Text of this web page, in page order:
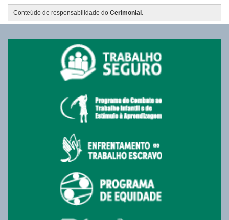
Conteúdo de responsabilidade do Cerimonial .